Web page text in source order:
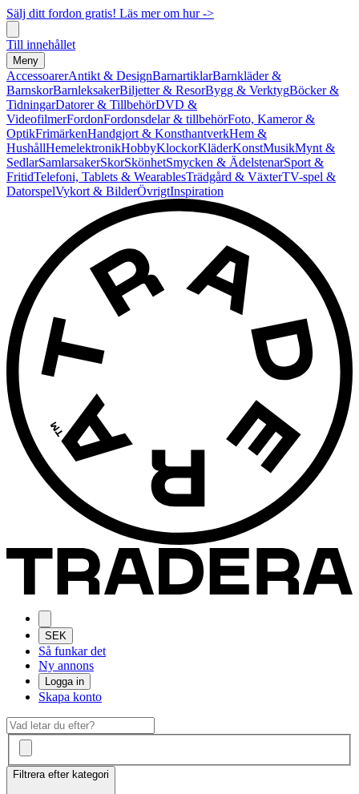
Sälj ditt fordon gratis! Läs mer om hur ->
Till innehållet
Meny
AccessoarerAntikt & DesignBarnartiklarBarnkläder &
BarnskorBarnleksakerBiljetter & ResorBygg & VerktygBöcker &
TidningarDatorer & TillbehörDVD &
VideofilmerFordonFordonsdelar & tillbehörFoto, Kameror &
OptikFrimärkenHandgjort & KonsthantverkHem &
HushållHemelektronikHobbyKlockorKläderKonstMusikMynt &
SedlarSamlarsakerSkorSkönhetSmycken & ÄdelstenarSport &
FritidTelefoni, Tablets & WearablesTrädgård & VäxterTV-spel &
DatorspelVykort & BilderÖvrigtInspiration
SEK
Så funkar det
Ny annons
Logga in
Skapa konto
Filtrera efter kategori